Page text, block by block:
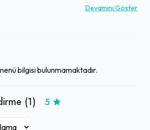
yorum da, işletmenin hizmet anlayışının
değerlendirmelerle hizmet standartlarını
Devamını Göster
bilgisi bulunmamaktadır.
(1) 5